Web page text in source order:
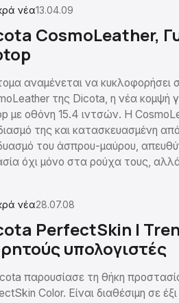
νέα13.04.09
CosmoLeather,
αναμένεται να κυκλοφορήσει
της Dicota, η νέα κομψή
με οθόνη 15.4 ιντσών. Η
της και κατασκευασμένη
του άσπρου-μαύρου,
όχι μόνο στα ρούχα τους,
νέα28.07.08
PerfectSkin |
υπολογιστές
παρουσίασε τη θήκη
Color. Είναι διαθέσιμη σε